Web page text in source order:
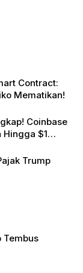
Contract:
Mematikan!
Coinbase
Hingga $1
Trump
Tembus